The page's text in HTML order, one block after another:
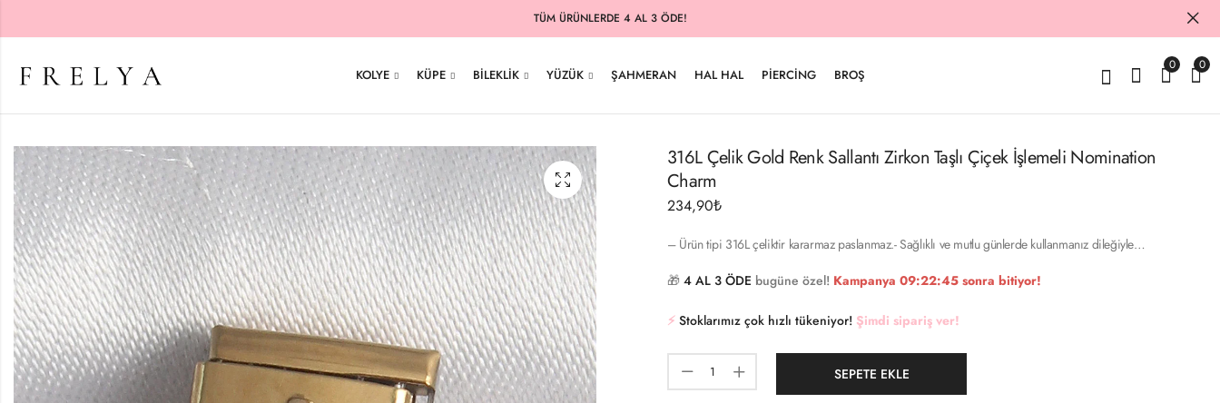
TÜM ÜRÜNLERDE 4 AL 3 ÖDE!
KOLYE KÜPE BILEKLIK YÜZÜK ŞAHMERAN HAL HAL PIERCING BROŞ
0 0
316L Çelik Gold Renk Sallantı Zirkon Taşlı Çiçek İşlemeli Nomination
Charm
234,90₺
– Ürün tipi 316L çeliktir kararmaz paslanmaz.- Sağlıklı ve mutlu günlerde kullanmanız dileğiyle…
🎁 4 AL 3 ÖDE bugüne özel! Kampanya 09:22:44 sonra bitiyor!
⚡️ Stoklarımız çok hızlı tükeniyor! Şimdi sipariş ver!
SEPETE EKLE